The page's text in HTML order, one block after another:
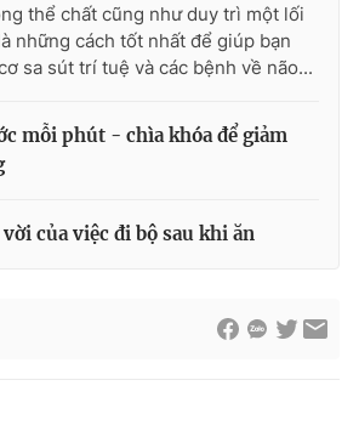
thể chất cũng như duy trì một lối
những cách tốt nhất để giúp bạn
sa sút trí tuệ và các bệnh về não...
mỗi phút - chìa khóa để giảm
của việc đi bộ sau khi ăn